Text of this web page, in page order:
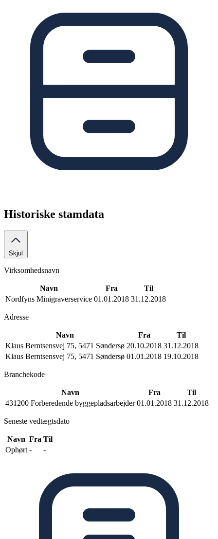
Historiske stamdata
Skjul
Virksomhedsnavn
Navn Fra
Til
Nordfyns Minigraverservice 01.01.2018 31.12.2018
Adresse
Navn Fra
Til
Klaus Berntsensvej 75, 5471 Søndersø 20.10.2018 31.12.2018
Klaus Berntsensvej 75, 5471 Søndersø 01.01.2018 19.10.2018
Branchekode
Navn Fra
Til
431200 Forberedende byggepladsarbejder 01.01.2018 31.12.2018
Seneste vedtægtsdato
Navn Fra Til
Ophørt - -